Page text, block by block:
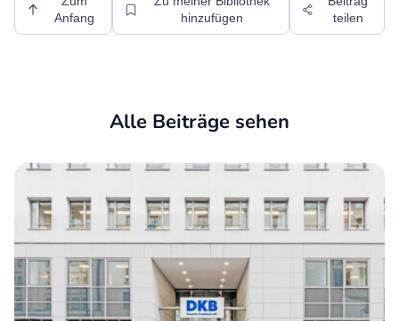
Anfang
hinzufügen
teilen
Alle Beiträge sehen